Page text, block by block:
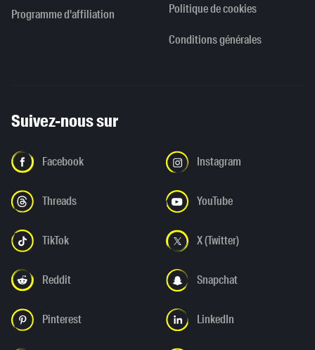
Programme d'affiliation Politique de cookies
Conditions générales
Suivez-nous sur
Facebook Instagram
Threads YouTube
TikTok X (Twitter)
Reddit Snapchat
Pinterest LinkedIn